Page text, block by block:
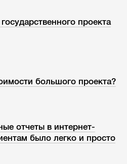
проекта
большого проекта?
отчеты в интернет-
было легко и просто